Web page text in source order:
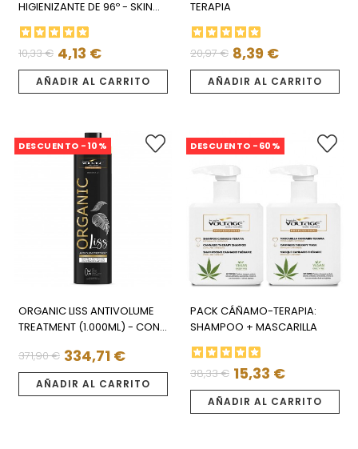
HIGIENIZANTE DE 96º - SKIN
THERAPY
Precio
regular
10,33 €
Precio 4,13 €
AÑADIR AL CARRITO
TERAPIA
Precio
regular
20,97 €
Precio 8,39 €
AÑADIR AL CARRITO
DESCUENTO -10%
ORGANIC LISS ANTIVOLUME
TREATMENT (1.000ML) - CON
Precio
regular
371,90 €
Precio 334,71 €
AÑADIR AL CARRITO
DESCUENTO -60%
PACK CÁÑAMO-TERAPIA:
SHAMPOO + MASCARILLA
Precio
regular
38,33 €
Precio 15,33 €
AÑADIR AL CARRITO